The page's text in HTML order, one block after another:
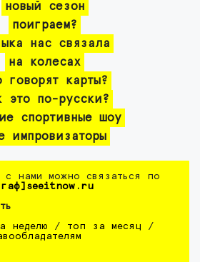
новый сезон
поиграем?
нас связала
на колесах
говорят карты?
это по-русски?
спортивные шоу
импровизаторы
с нами можно связаться по
неделю / топ за месяц /